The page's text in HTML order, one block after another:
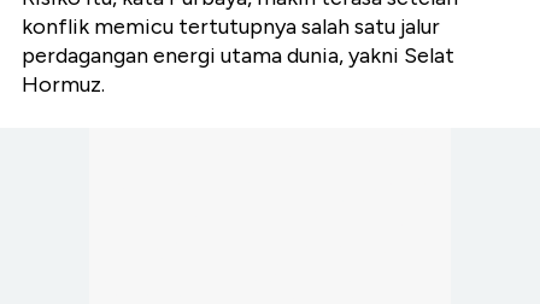
konflik memicu tertutupnya salah satu jalur
perdagangan energi utama dunia, yakni Selat
Hormuz.